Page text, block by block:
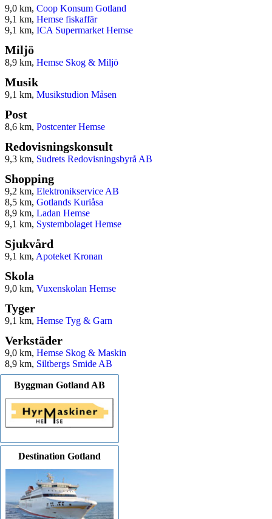
9,0 km, Coop Konsum Gotland
9,1 km, Hemse fiskaffär
9,1 km, ICA Supermarket Hemse
Miljö
8,9 km, Hemse Skog & Miljö
Musik
9,1 km, Musikstudion Måsen
Post
8,6 km, Postcenter Hemse
Redovisningskonsult
9,3 km, Sudrets Redovisningsbyrå AB
Shopping
9,2 km, Elektronikservice AB
8,5 km, Gotlands Kuriåsa
8,9 km, Ladan Hemse
9,1 km, Systembolaget Hemse
Sjukvård
9,1 km, Apoteket Kronan
Skola
9,0 km, Vuxenskolan Hemse
Tyger
9,1 km, Hemse Tyg & Garn
Verkstäder
9,0 km, Hemse Skog & Maskin
8,9 km, Siltbergs Smide AB
Byggman Gotland AB
Destination Gotland